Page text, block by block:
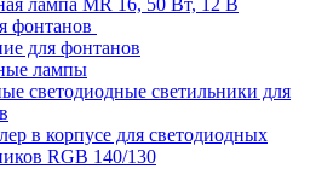
фонтанов
для фонтанов
лампы
светодиодные светильники для
в корпусе для светодиодных
RGB 140/130